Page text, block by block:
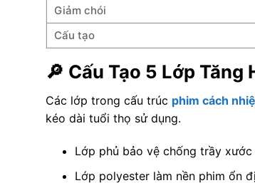
Giảm chói
Cấu tạo
🔎 Cấu Tạo 5 Lớp Tăng
Các lớp trong cấu trúc phim cách
kéo dài tuổi thọ sử dụng.
Lớp phủ bảo vệ chống trầy xước
Lớp polyester làm nền phim ổn